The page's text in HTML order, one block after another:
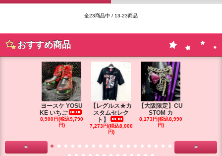
全23商品中 / 13-23商品
おすすめ商品
ヨースケ YOSU
KE いちご
8,900円(税込9,790
円)
【レグルス★カ
スタムセレク
ト】
7,273円(税込8,000
円)
【大阪限定】CU
STOM カ
8,173円(税込8,990
円)
< >